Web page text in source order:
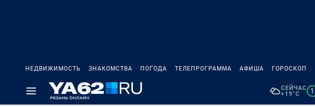
НЕДВИЖИМОСТЬ ЗНАКОМСТВА ПОГОДА ТЕЛЕПРОГРАММА АФИША ГОРОСКОП
СЕЙЧАС
+19°C
1